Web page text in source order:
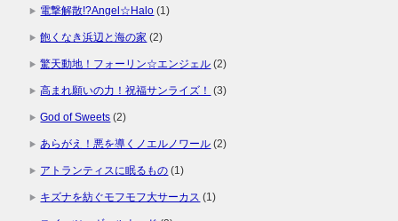
電撃解散!?Angel☆Halo (1)
飽くなき浜辺と海の家 (2)
驚天動地！フォーリン☆エンジェル (2)
高まれ願いの力！祝福サンライズ！ (3)
God of Sweets (2)
あらがえ！悪を導くノエルノワール (2)
アトランティスに眠るもの (1)
キズナを紡ぐモフモフ大サーカス (1)